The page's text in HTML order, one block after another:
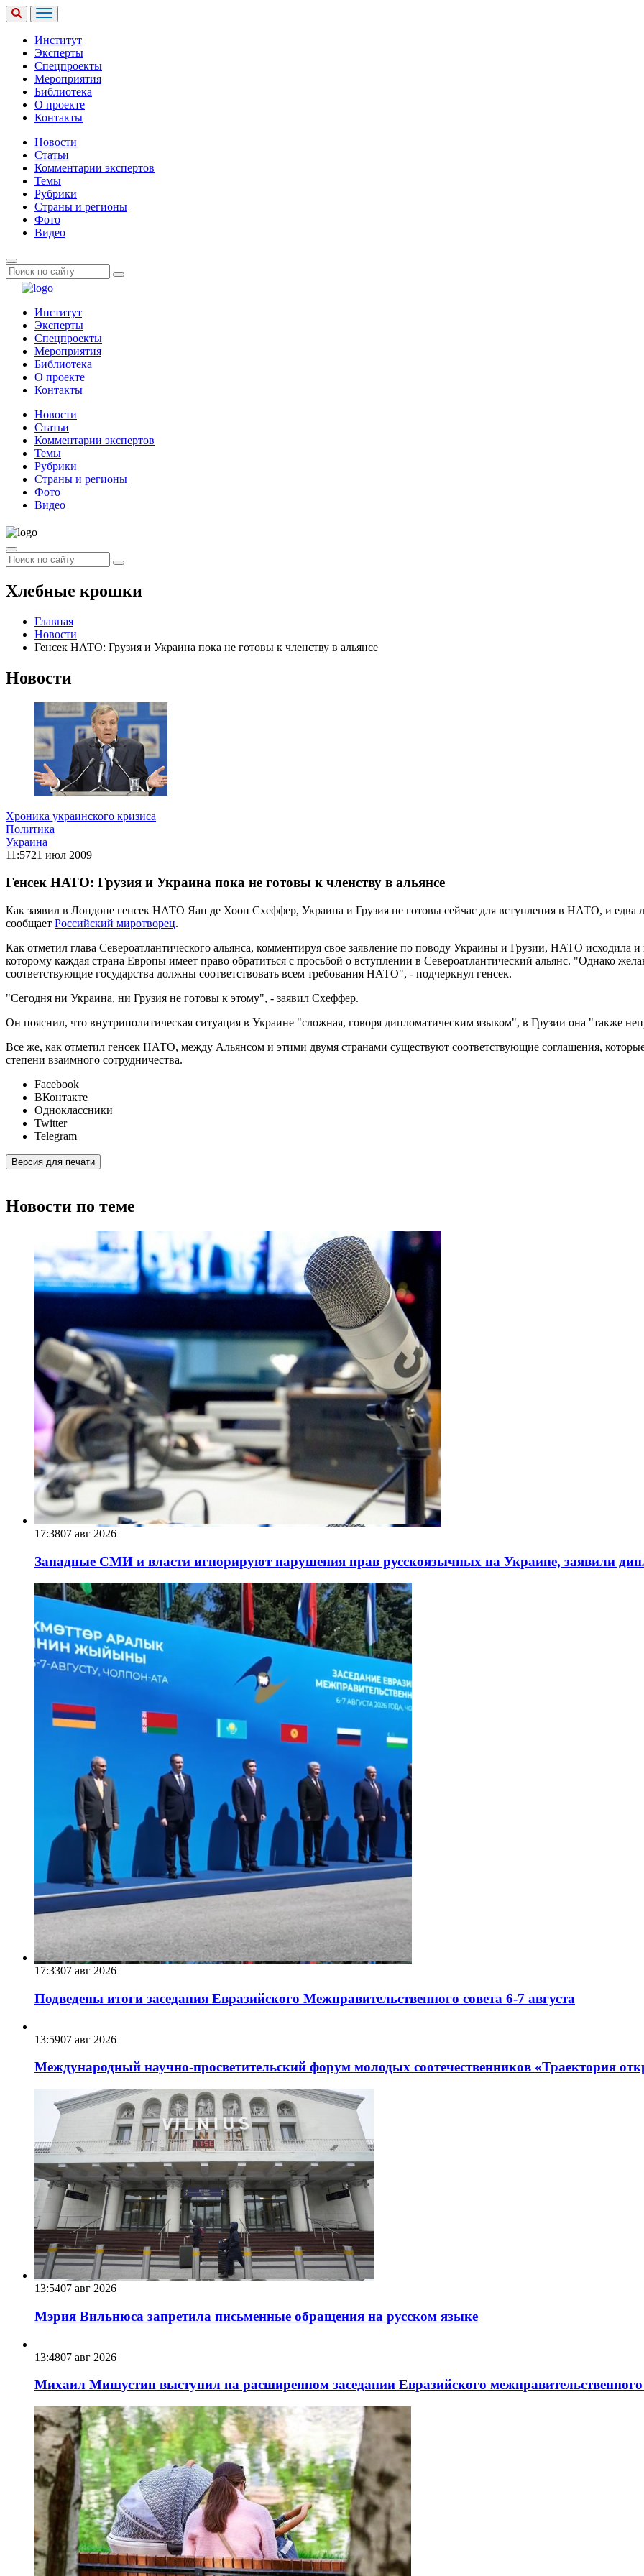
Институт
Эксперты
Спецпроекты
Мероприятия
Библиотека
О проекте
Контакты
Новости
Статьи
Комментарии экспертов
Темы
Рубрики
Страны и регионы
Фото
Видео
Институт
Эксперты
Спецпроекты
Мероприятия
Библиотека
О проекте
Контакты
Новости
Статьи
Комментарии экспертов
Темы
Рубрики
Страны и регионы
Фото
Видео
Хлебные крошки
Главная
Новости
Генсек НАТО: Грузия и Украина пока не готовы к членству в альянсе
Новости
Хроника украинского кризиса
Политика
Украина
11:5721 июл 2009
Генсек НАТО: Грузия и Украина пока не готовы к членству в альянсе
Как заявил в Лондоне генсек НАТО Яап де Хооп Схеффер, Украина и Грузия не готовы сейчас для вступления в НАТО, и
сообщает Российский миротворец.
Как отметил глава Североатлантического альянса, комментируя свое заявление по поводу Украины и Грузии, НАТО исходила
которому каждая страна Европы имеет право обратиться с просьбой о вступлении в Североатлантический альянс. "Однако
соответствующие государства должны соответствовать всем требования НАТО", - подчеркнул генсек.
"Сегодня ни Украина, ни Грузия не готовы к этому", - заявил Схеффер.
Он пояснил, что внутриполитическая ситуация в Украине "сложная, говоря дипломатическим языком", в Грузии она "также
Все же, как отметил генсек НАТО, между Альянсом и этими двумя странами существуют соответствующие соглашения,
степени взаимного сотрудничества.
Facebook
ВКонтакте
Одноклассники
Twitter
Telegram
Версия для печати
Новости по теме
17:3807 авг 2026
Западные СМИ и власти игнорируют нарушения прав русскоязычных на Украине, заявили
17:3307 авг 2026
Подведены итоги заседания Евразийского Межправительственного совета 6-7 августа
13:5907 авг 2026
Международный научно-просветительский форум молодых соотечественников «Траектория
13:5407 авг 2026
Мэрия Вильнюса запретила письменные обращения на русском языке
13:4807 авг 2026
Михаил Мишустин выступил на расширенном заседании Евразийского